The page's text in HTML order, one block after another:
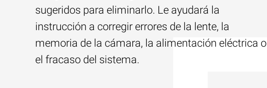
sugeridos para eliminarlo. Le ayudará la
instrucción a corregir errores de la lente, la
memoria de la cámara, la alimentación eléctrica o
el fracaso del sistema.